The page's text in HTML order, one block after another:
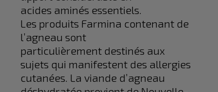
acides aminés essentiels.
Les produits Farmina contenant de
l’agneau sont
particulièrement destinés aux
sujets qui manifestent des allergies
cutanées. La viande d’agneau